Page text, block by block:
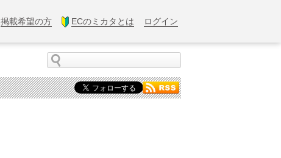
掲載希望の方 ECのミカタとは ログイン